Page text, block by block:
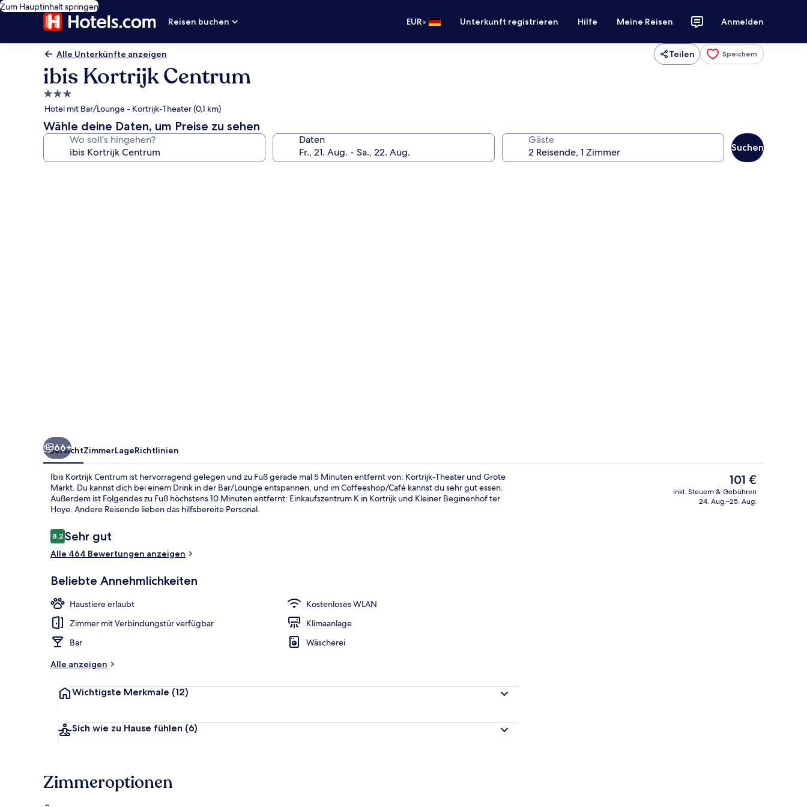
Zum Hauptinhalt springen
Reisen buchen
EUR• Unterkunft registrieren Hilfe Meine Reisen Anmelden
Alle Unterkünfte anzeigen Teilen Speichern
ibis Kortrijk Centrum
3.0-
Sterne-
Unterkunft
Hotel mit Bar/Lounge - Kortrijk-Theater (0,1 km)
Wähle deine Daten, um Preise zu sehen
Wo soll’s hingehen? Daten Gäste
Suchen
Außenbereich
66+
ÜbersichtZimmerLageRichtlinien
Ibis Kortrijk Centrum ist hervorragend gelegen und zu Fuß gerade mal 5 Minuten entfernt von: Kortrijk-Theater und Grote
Markt. Du kannst dich bei einem Drink in der Bar/Lounge entspannen, und im Coffeeshop/Café kannst du sehr gut essen.
Außerdem ist Folgendes zu Fuß höchstens 10 Minuten entfernt: Einkaufszentrum K in Kortrijk und Kleiner Beginenhof ter
Hoye. Andere Reisende lieben das hilfsbereite Personal.
Bewertungen
8,28,2 von 10.
Sehr gut
Alle 464 Bewertungen anzeigen
Beliebte Annehmlichkeiten
Haustiere erlaubt
Kostenloses WLAN
Zimmer mit Verbindungstür verfügbar
Klimaanlage
Bar
Wäscherei
Alle anzeigen
Wichtigste Merkmale (12)
Sich wie zu Hause fühlen (6)
Der
aktuelle
Preis
101 €
inkl. Steuern & Gebühren
24. Aug.–25. Aug.
Zimmeroptionen